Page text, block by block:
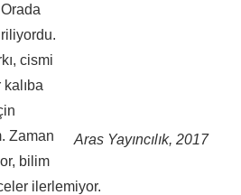
Aras Yayıncılık, 2017
cismi
Zaman
bilim
ilerlemiyor.